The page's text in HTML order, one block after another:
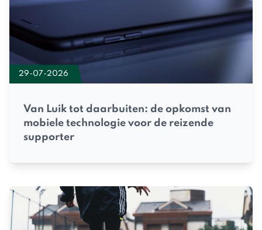
29-07-2026
Van Luik tot daarbuiten: de opkomst van
mobiele technologie voor de reizende
supporter